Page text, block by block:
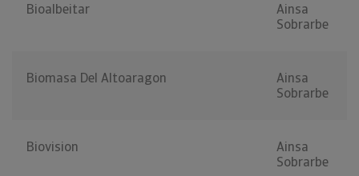
Bioalbeitar
Ainsa
Sobrarbe
Biomasa Del Altoaragon
Ainsa
Sobrarbe
Biovision
Ainsa
Sobrarbe